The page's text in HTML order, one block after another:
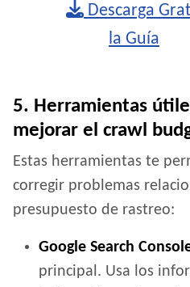
Descarga
la Guía
5. Herramientas
mejorar el crawl
Estas herramientas te
corregir problemas
presupuesto de rastreo:
Google Search
principal. Usa los